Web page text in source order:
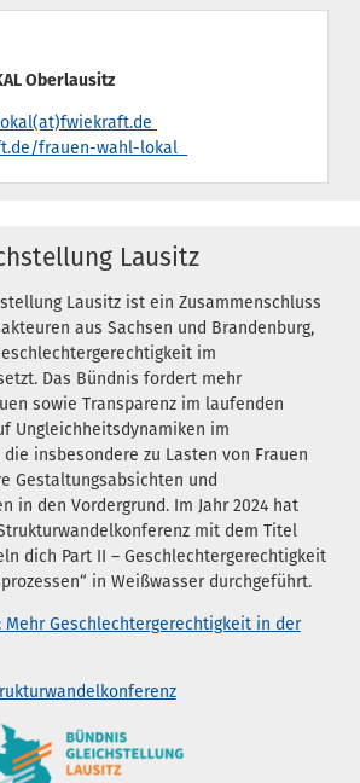
Oberlausitz
frauen-wahl-lokal
Lausitz
Lausitz ist ein Zusammenschluss
aus Sachsen und Brandenburg,
im
Das Bündnis fordert mehr
sowie Transparenz im laufenden
Ungleichheitsdynamiken im
insbesondere zu Lasten von Frauen
Gestaltungsabsichten und
in den Vordergrund. Im Jahr 2024 hat
mit dem Titel
dich Part II – Geschlechtergerechtigkeit
in Weißwasser durchgeführt.
Mehr Geschlechtergerechtigkeit in der